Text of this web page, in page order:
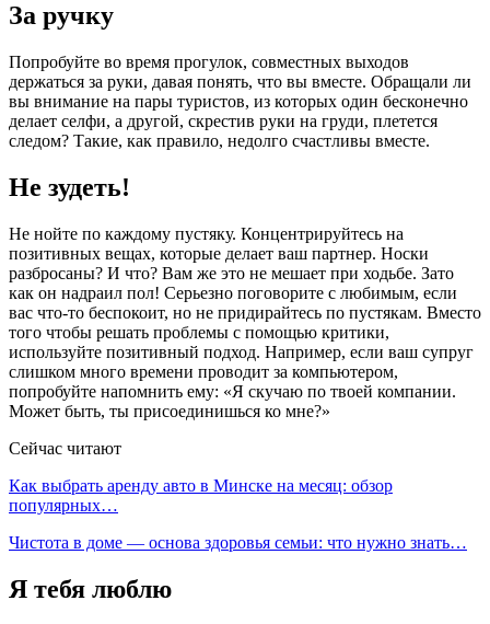
За ручку
Попробуйте во время прогулок, совместных выходов
держаться за руки, давая понять, что вы вместе. Обращали ли
вы внимание на пары туристов, из которых один бесконечно
делает селфи, а другой, скрестив руки на груди, плетется
следом? Такие, как правило, недолго счастливы вместе.
Не зудеть!
Не нойте по каждому пустяку. Концентрируйтесь на
позитивных вещах, которые делает ваш партнер. Носки
разбросаны? И что? Вам же это не мешает при ходьбе. Зато
как он надраил пол! Серьезно поговорите с любимым, если
вас что-то беспокоит, но не придирайтесь по пустякам. Вместо
того чтобы решать проблемы с помощью критики,
используйте позитивный подход. Например, если ваш супруг
слишком много времени проводит за компьютером,
попробуйте напомнить ему: «Я скучаю по твоей компании.
Может быть, ты присоединишься ко мне?»
Сейчас читают
Как выбрать аренду авто в Минске на месяц: обзор
популярных…
Чистота в доме — основа здоровья семьи: что нужно знать…
Я тебя люблю